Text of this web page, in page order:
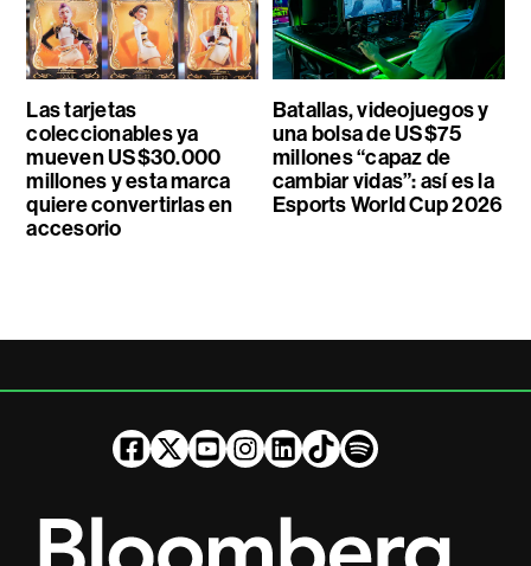
Las tarjetas
coleccionables ya
mueven US$30.000
millones y esta marca
quiere convertirlas en
accesorio
Batallas, videojuegos y
una bolsa de US$75
millones “capaz de
cambiar vidas”: así es la
Esports World Cup 2026